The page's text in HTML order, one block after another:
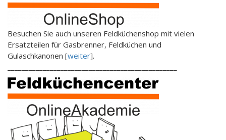
Besuchen Sie auch unseren Feldküchenshop mit vielen
Ersatzteilen für Gasbrenner, Feldküchen und
Gulaschkanonen [weiter].